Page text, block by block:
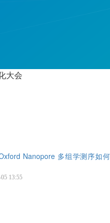
大会
Nanopore 多组学测序如何
13:55